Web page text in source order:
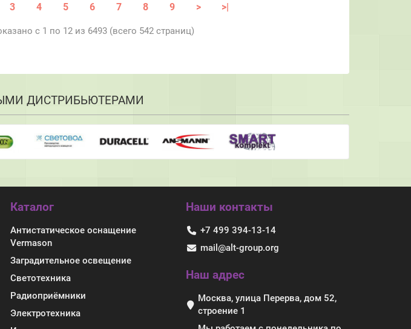
3 4 5 6 7 8 9 > >|
с 1 по 12 из 6493 (всего 542 страниц)
ДИСТРИБЬЮТЕРАМИ
Каталог
Антистатическое оснащение
Vermason
Заградительное освещение
Светотехника
Радиоприёмники
Электротехника
Наши контакты
+7 499 394-13-14
mail@alt-group.org
Наш адрес
Москва, улица Перерва, дом 52,
строение 1